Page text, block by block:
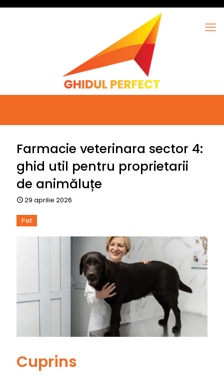
Farmacie veterinara sector 4:
ghid util pentru proprietarii
de animăluțe
29 aprilie 2026
Pet
Cuprins